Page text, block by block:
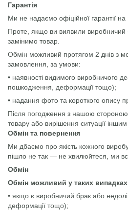
Гарантія
Ми не надаємо офіційної гарантії на
Проте, якщо ви виявили виробничий
замінимо товар.
Обмін можливий протягом 2 днів з
замовлення, за умови:
• наявності видимого виробничого
пошкодження, деформації тощо);
• надання фото та короткого опису
Після погодження з нашою
товару або вирішення ситуації
Обмін та повернення
Ми дбаємо про якість кожного
пішло не так — не хвилюйтеся, ми
Обмін
Обмін можливий у таких
• якщо є виробничий брак або
деформації тощо);